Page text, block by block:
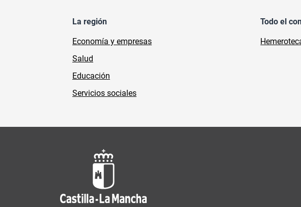
La región
Economía y empresas
Salud
Educación
Servicios sociales
Todo el